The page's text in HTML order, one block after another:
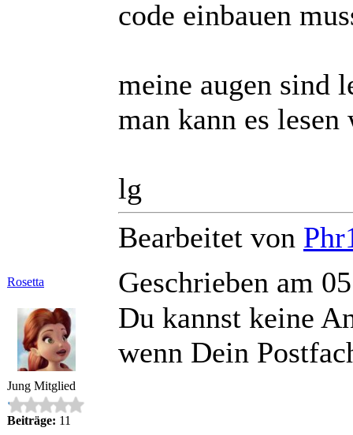
code einbauen
meine augen sind
man kann es
lg
Bearbeitet von
Rosetta Geschrieben am
Jung Mitglied
Beiträge: 11
Du kannst keine
wenn Dein